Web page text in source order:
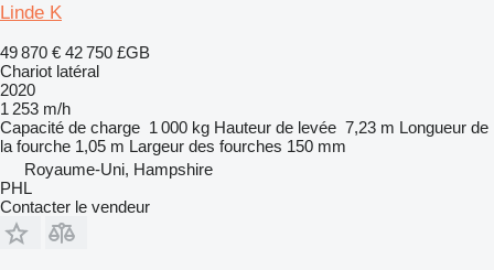
Linde K
49 870 € 42 750 £GB
Chariot latéral
2020
1 253 m/h
Capacité de charge 1 000 kg Hauteur de levée 7,23 m Longueur de
la fourche 1,05 m Largeur des fourches 150 mm
Royaume-Uni, Hampshire
PHL
Contacter le vendeur